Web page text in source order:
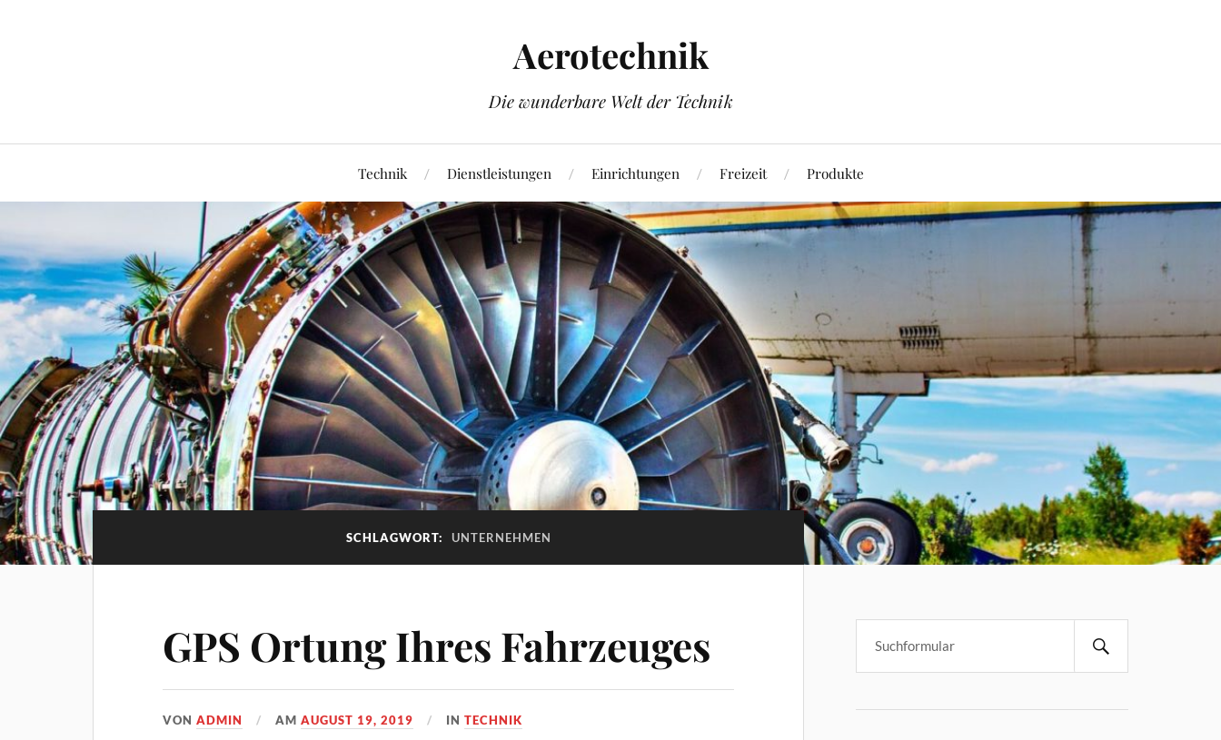
Aerotechnik
Die wunderbare Welt der Technik
Technik Dienstleistungen Einrichtungen Freizeit Produkte
SCHLAGWORT: UNTERNEHMEN
GPS Ortung Ihres Fahrzeuges
VONADMIN AMAUGUST 19, 2019 INTECHNIK